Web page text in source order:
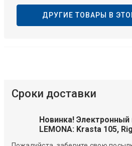
ДРУГИЕ ТОВАРЫ В
Сроки доставки
Новинка!
LEMONA: Krasta 105,